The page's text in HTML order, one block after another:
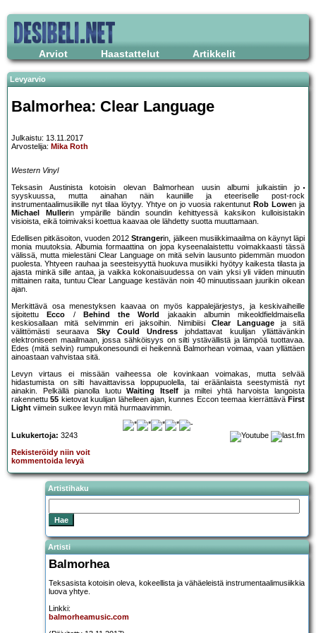
Arviot Haastattelut Artikkelit
Levyarvio
Balmorhea: Clear Language
Julkaistu: 13.11.2017
Arvostelija: Mika Roth
Western Vinyl
Teksasin Austinista kotoisin olevan Balmorhean uusin albumi julkaistiin jo
syyskuussa, mutta ainahan näin kauniille ja eteeriselle post-rock
instrumentaalimusiikille nyt tilaa löytyy. Yhtye on jo vuosia rakentunut Rob Lowen ja
Michael Mullerin ympärille bändin soundin kehittyessä kaksikon kulloisistakin
visioista, eikä toimivaksi koettua kaavaa ole lähdetty suotta muuttamaan.
Edellisen pitkäsoiton, vuoden 2012Strangerin, jälkeen musiikkimaailma on käynyt läpi
monia muutoksia. Albumia formaattina on jopa kyseenalaistettu voimakkaasti tässä
välissä, mutta mielestäni Clear Language on mitä selvin lausunto pidemmän muodon
puolesta. Yhtyeen rauhaa ja seesteisyyttä huokuva musiikki hyötyy kaikesta tilasta ja
ajasta minkä sille antaa, ja vaikka kokonaisuudessa on vain yksi yli viiden minuutin
mittainen raita, tuntuu Clear Language kestävän noin 40 minuutissaan juurikin oikean
ajan.
Merkittävä osa menestyksen kaavaa on myös kappalejärjestys, ja keskivaiheille
sijoitettu
Ecco / Behind the World
jakaakin albumin mikeoldfieldmaisella
keskiosallaan mitä selvimmin eri jaksoihin. Nimibiisi Clear Language ja sitä
välittömästi seuraava Sky Could Undress johdattavat kuulijan yllättävänkin
elektroniseen maailmaan, jossa sähköisyys on silti ystävällistä ja lämpöä tuottavaa.
Edes (mitä selvin) rumpukonesoundi ei heikennä Balmorhean voimaa, vaan yllättäen
ainoastaan vahvistaa sitä.
Levyn virtaus ei missään vaiheessa ole kovinkaan voimakas, mutta selvää
hidastumista on silti havaittavissa loppupuolella, tai eräänlaista seestymistä nyt
ainakin. Pelkällä pianolla luotuWaiting Itself ja miltei yhtä harvoista langoista
rakennettu55 kietovat kuulijan lähelleen ajan, kunnes Eccon teemaa kierrättävä First
Light viimein sulkee levyn mitä hurmaavimmin.
Lukukertoja: 3243
Rekisteröidy niin voit
kommentoida levyä
Artistihaku
Artisti
Balmorhea
Teksasista kotoisin oleva, kokeellista ja vähäeleistä instrumentaalimusiikkia
luova yhtye.
Linkki:
balmorheamusic.com